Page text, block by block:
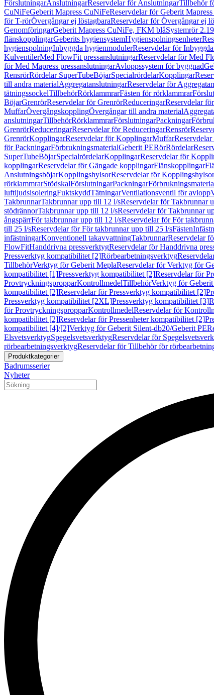
FörslutningarAnslutningarReservdelar för AnslutningarTillbehör
CuNiFeGeberit Mapress CuNiFeReservdelar för Geberit
för T-rörÖvergångar ej löstagbaraReservdelar för Övergångar ej
GenomföringarGeberit Mapress CuNiFe, FKM blåSystemrör
flänskopplingarGeberits hygiensystemHygienspolningsenheter
hygienspolningInbyggda hygienmodulerReservdelar för
KulventilerMed FlowFit pressanslutningarReservdelar för Med
för Med Mapress pressanslutningarAvloppssystem för byggnad
RensrörRördelar SuperTubeBöjarSpecialrördelarKopplingar
till andra materialAggregatanslutningarReservdelar för
tätningssockelTillbehörRörklammrarFästen för rörklammrar
BöjarGrenrörReservdelar för GrenrörReduceringarReservdelar
MuffarÖvergångskopplingÖvergångar till andra material
anslutningarTillbehörRörklammrarFörslutningarPackningar
GrenrörReduceringarReservdelar för ReduceringarRensrör
GrenrörKopplingarReservdelar för KopplingarMuffar
för PackningarFörbrukningsmaterialGeberit PERörRördelar
SuperTubeBöjarSpecialrördelarKopplingarReservdelar för
kopplingarReservdelar för Gängade kopplingarFlänskopplingar
AnslutningsböjarKopplingshylsorReservdelar för Kopplingshylsor
rörklammrarStödskalFörslutningarPackningar
luftljudsisoleringFuktskyddTätningarVentilationsventil för avlopp
TakbrunnarTakbrunnar upp till 12 l/sReservdelar för Takbrunnar
stödrännorTakbrunnar upp till 12 l/sReservdelar för Takbrunnar
ångspärrFör takbrunnar upp till 12 l/sReservdelar för För
till 25 l/sReservdelar för För takbrunnar upp till 25 l/sFästen
infästningarKonventionell takavvattningTakbrunnarReservdelar
FlowFitHanddrivna pressverktygReservdelar för Handdrivna
Pressverktyg kompatibilitet [2]Rörbearbetningsverktyg
TillbehörVerktyg för Geberit MeplaReservdelar för Verktyg för
kompatibilitet [1]Pressverktyg kompatibilitet [2]Reservdelar för
ProvtryckningspropparKontrollmedelTillbehörVerktyg för Geberit
kompatibilitet [2]Reservdelar för Pressverktyg kompatibilitet [2]
Pressverktyg kompatibilitet [2XL]Pressverktyg kompatibilitet [3]
för ProvtryckningspropparKontrollmedelReservdelar för
kompatibilitet [2]Reservdelar för Pressenheter kompatibilitet [2]
kompatibilitet [4]/[2]Verktyg för Geberit Silent-db20/Geberit PE
ElsvetsverktygSpegelsvetsverktygReservdelar för
rörbearbetningsverktygReservdelar för Tillbehör för
Produktkategorier
Badrumsserier
Nyheter